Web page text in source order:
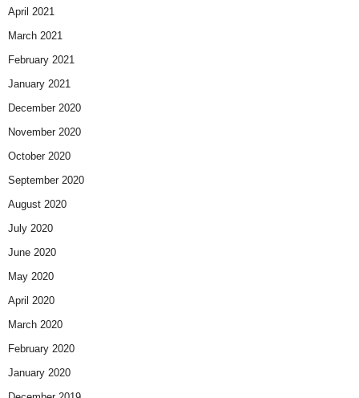
April 2021
March 2021
February 2021
January 2021
December 2020
November 2020
October 2020
September 2020
August 2020
July 2020
June 2020
May 2020
April 2020
March 2020
February 2020
January 2020